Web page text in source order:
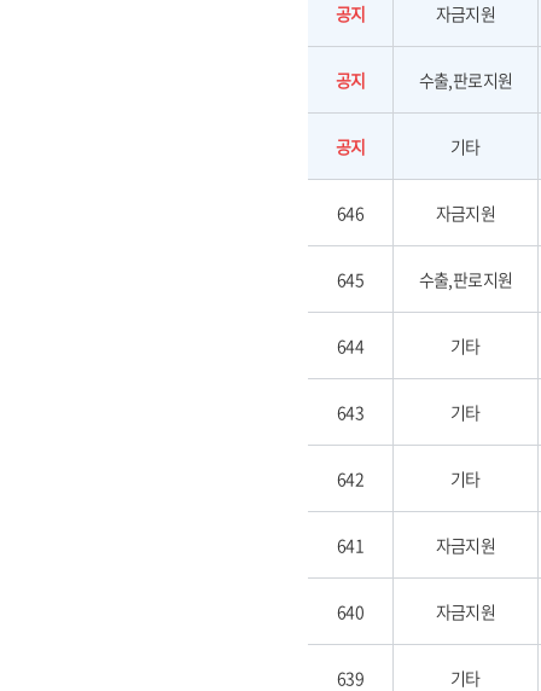
공지 자금지원
공지 수출,판로지원
공지 기타
646 자금지원
645 수출,판로지원
644 기타
643 기타
642 기타
641 자금지원
640 자금지원
639 기타